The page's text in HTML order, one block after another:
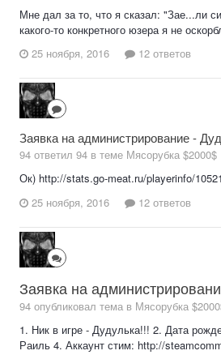
Мне дал за то, что я сказал: "Зае...ли
какого-то конкретного юзера я не
25 ноября, 2016
12 ответов
Заявка на администрирование -
94 ответил 94 в теме Мясорубка $2000$
Ок) http://stats.go-meat.ru/playerinfo/
25 ноября, 2016
12 ответов
Заявка на
94 опубликовал тема в Мясорубка
1. Ник в игре - Дудулька!!! 2. Дата
Раиль 4. Аккаунт стим: http://